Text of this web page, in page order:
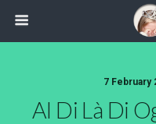
7 February
Al Di Là Di